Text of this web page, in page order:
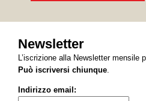
Tu sei qui
Newsletter
L’iscrizione alla Newsletter
Può iscriversi chiunque.
Indirizzo email: